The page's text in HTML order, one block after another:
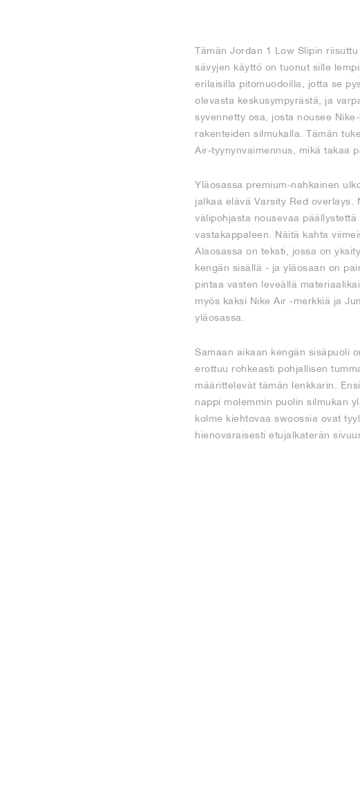
Tämän Jordan 1 Low Slipin
sävyjen käyttö on tuonut sille
erilaisilla pitomuodoilla, jotta se
olevasta keskusympyrästä, ja
syvennetty osa, josta nousee
rakenteiden silmukalla. Tämän
Air-tyynynvaimennus, mikä takaa
Yläosassa premium-nahkainen
jalkaa elävä Varsity Red overlays.
välipohjasta nousevaa
vastakappaleen. Näitä kahta
Alaosassa on teksti, jossa on
kengän sisällä - ja yläosaan on
pintaa vasten leveällä
myös kaksi Nike Air -merkkiä ja
yläosassa.
Samaan aikaan kengän sisäpuoli
erottuu rohkeasti pohjallisen
määrittelevät tämän lenkkarin.
nappi molemmin puolin silmukan
kolme kiehtovaa swoossia ovat
hienovaraisesti etujalkaterän